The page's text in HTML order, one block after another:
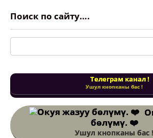
Поиск по сайту….
Поиск:
Телеграм канал !
Ушул кнопканы бас !
бөлүмү. ❤️
Ушул кнопканы бас !